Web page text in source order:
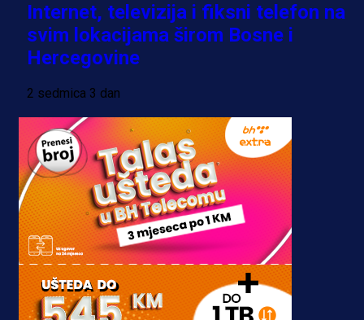
Internet, televizija i fiksni telefon na
svim lokacijama širom Bosne i
Hercegovine
2 sedmica 3 dan